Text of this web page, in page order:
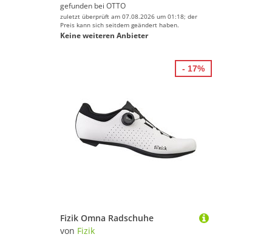
gefunden bei OTTO
zuletzt überprüft am 07.08.2026 um 01:18; der
Preis kann sich seitdem geändert haben.
Keine weiteren Anbieter
Fizik Omna Radschuhe
von Fizik
- 17%